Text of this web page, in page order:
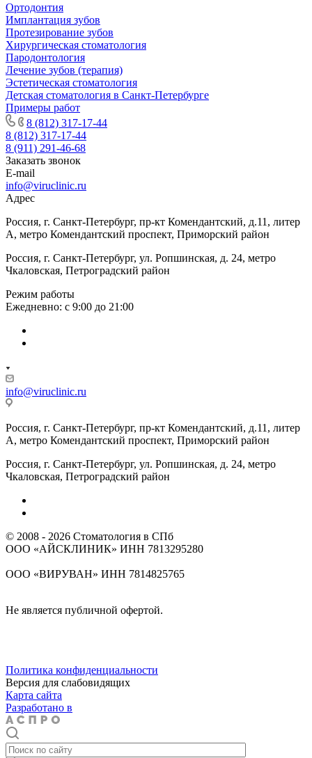
Ортодонтия
Имплантация зубов
Протезирование зубов
Хирургическая стоматология
Пародонтология
Лечение зубов (терапия)
Эстетическая стоматология
Детская стоматология в Санкт-Петербурге
Примеры работ
8 (812) 317-17-44
8 (812) 317-17-44
8 (911) 291-46-68
Заказать звонок
E-mail
info@viruclinic.ru
Адрес
Россия, г. Санкт-Петербург, пр-кт Комендантский, д.11, литер
А, метро Комендантский проспект, Приморский район
Россия, г. Санкт-Петербург, ул. Ропшинская, д. 24, метро
Чкаловская, Петроградский район
Режим работы
Ежедневно: с 9:00 до 21:00
info@viruclinic.ru
Россия, г. Санкт-Петербург, пр-кт Комендантский, д.11, литер
А, метро Комендантский проспект, Приморский район
Россия, г. Санкт-Петербург, ул. Ропшинская, д. 24, метро
Чкаловская, Петроградский район
© 2008 - 2026 Стоматология в СПб
ООО «АЙСКЛИНИК» ИНН 7813295280
ООО «ВИРУВАН» ИНН 7814825765
Не является публичной офертой.
Политика конфиденциальности
Версия для слабовидящих
Карта сайта
Разработано в